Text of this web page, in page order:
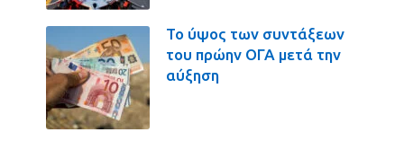
Το ύψος των συντάξεων
του πρώην ΟΓΑ μετά την
αύξηση